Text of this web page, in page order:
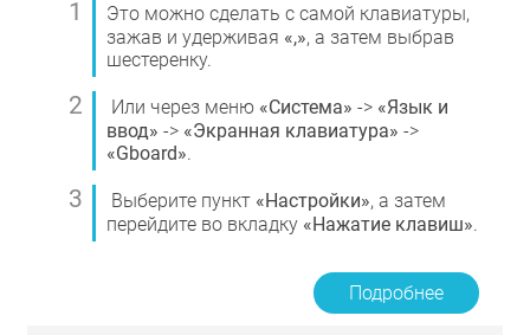
Это можно сделать с самой клавиатуры,
зажав и удерживая «,», а затем выбрав
шестеренку.
Или через меню «Система» -> «Язык и
ввод» -> «Экранная клавиатура» ->
«Gboard».
Выберите пункт «Настройки», а затем
перейдите во вкладку «Нажатие клавиш».
Подробнее